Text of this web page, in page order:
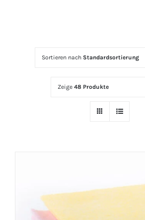
Sortieren nach Standardsortierung
Zeige 48 Produkte